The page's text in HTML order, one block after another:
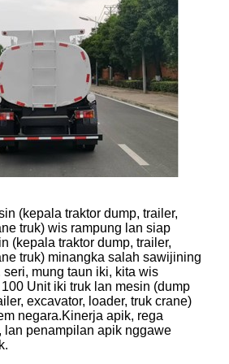
(kepala traktor dump, trailer,
truk) wis rampung lan siap
(kepala traktor dump, trailer,
truk) minangka salah sawijining
mung taun iki, kita wis
Unit iki truk lan mesin (dump
excavator, loader, truk crane)
negara.Kinerja apik, rega
lan penampilan apik nggawe